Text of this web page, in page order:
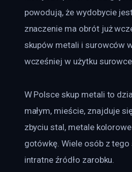
powodują, że wydobycie
znaczenie ma obrót już
skupów metali i surowców
wcześniej w użytku
W Polsce skup metali to
małym, mieście, znajduje
zbyciu stal, metale
gotówkę. Wiele osób z
intratne źródło zarobku.